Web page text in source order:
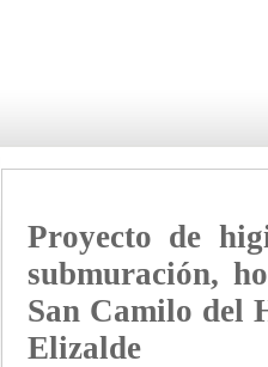
Proyecto de
submuración,
San Camilo del
Elizalde